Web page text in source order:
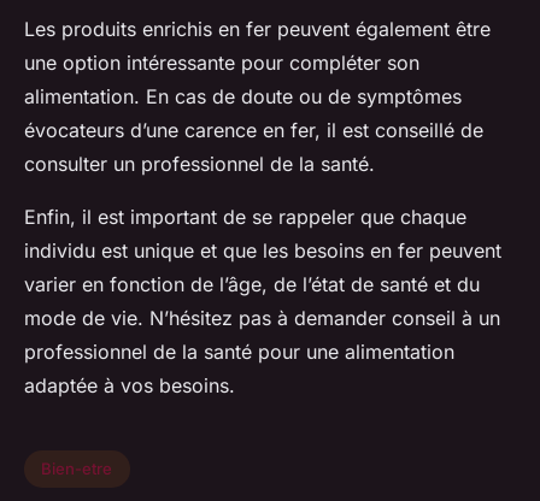
Les produits enrichis en fer peuvent également être
une option intéressante pour compléter son
alimentation. En cas de doute ou de symptômes
évocateurs d’une carence en fer, il est conseillé de
consulter un professionnel de la santé.
Enfin, il est important de se rappeler que chaque
individu est unique et que les besoins en fer peuvent
varier en fonction de l’âge, de l’état de santé et du
mode de vie. N’hésitez pas à demander conseil à un
professionnel de la santé pour une alimentation
adaptée à vos besoins.
Bien-etre